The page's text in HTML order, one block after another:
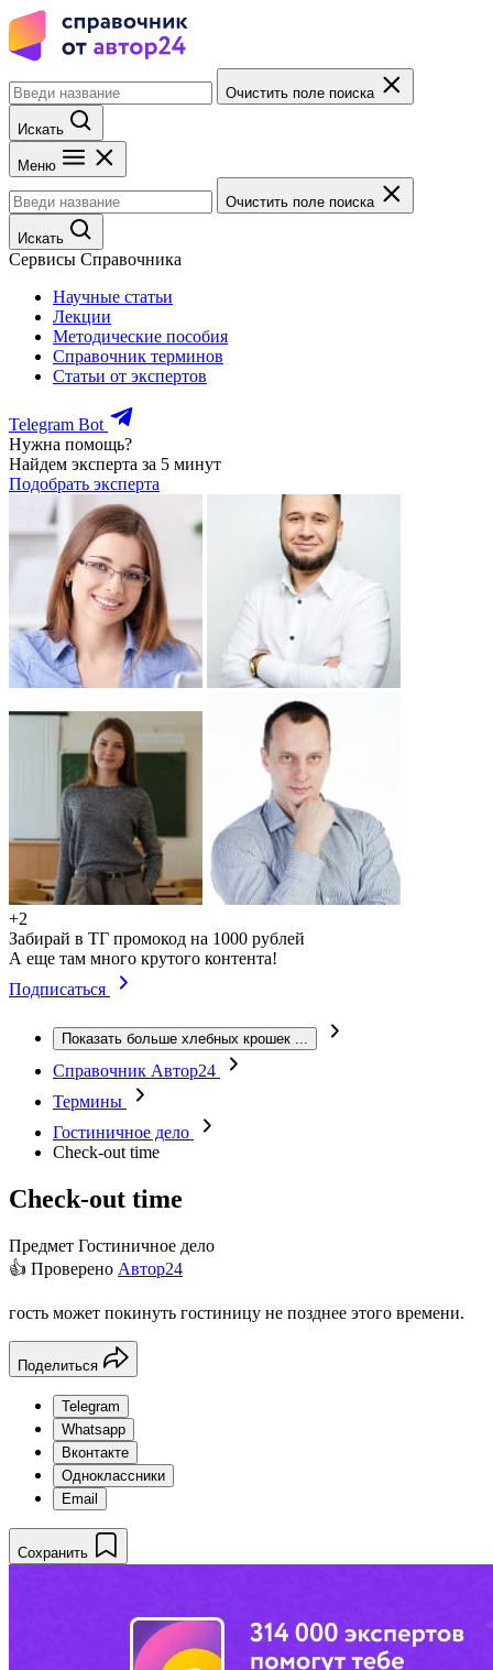
Очистить поле поиска
Искать
Меню
Очистить поле поиска
Искать
Сервисы Справочника
Научные статьи
Лекции
Методические пособия
Справочник терминов
Статьи от экспертов
Telegram Bot
Нужна помощь?
Найдем эксперта за 5 минут
Подобрать эксперта
+2
Забирай в ТГ промокод на 1000 рублей
А еще там много крутого контента!
Подписаться
Показать больше хлебных крошек ...
Справочник Автор24
Термины
Гостиничное дело
Check-out time
Check-out time
Предмет Гостиничное дело
👍 Проверено Автор24
гость может покинуть гостиницу не позднее этого времени.
Поделиться
Telegram
Whatsapp
Вконтакте
Одноклассники
Email
Сохранить